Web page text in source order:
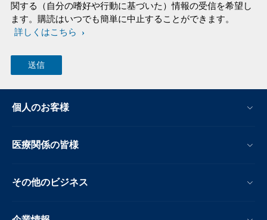
関する（自分の嗜好や行動に基づいた）情報の受信を希望し
ます。購読はいつでも簡単に中止することができます。
詳しくはこちら
個人のお客様
医療関係の皆様
その他のビジネス